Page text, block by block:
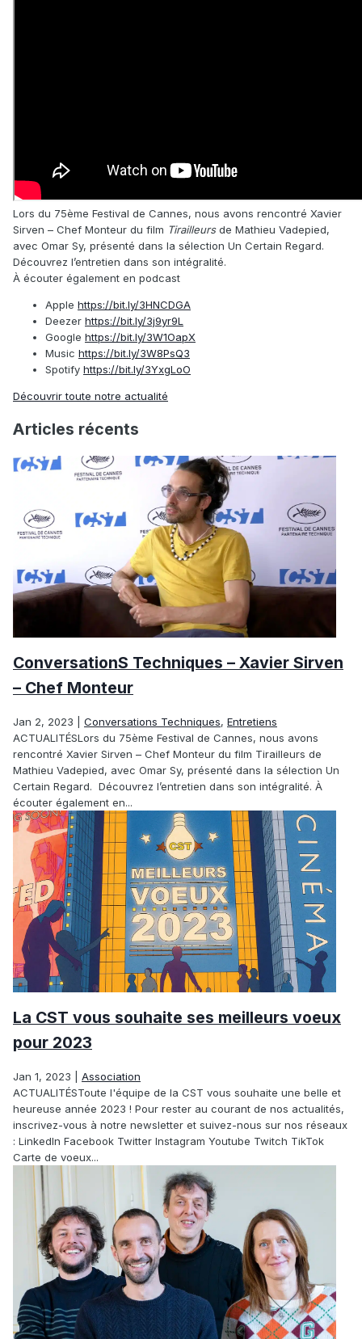
Lors du 75ème Festival de Cannes, nous avons rencontré Xavier
Sirven – Chef Monteur du film Tirailleursde Mathieu Vadepied,
avec Omar Sy, présenté dans la sélection Un Certain Regard.
Découvrez l’entretien dans son intégralité.
À écouter également en podcast
Apple https://bit.ly/3HNCDGA
Deezer https://bit.ly/3j9yr9L
Google https://bit.ly/3W1OapX
Music https://bit.ly/3W8PsQ3
Spotify https://bit.ly/3YxgLoO
Découvrir toute notre actualité
Articles récents
ConversationS Techniques – Xavier Sirven
– Chef Monteur
Jan 2, 2023 Conversations Techniques, Entretiens
ACTUALITÉSLors du 75ème Festival de Cannes, nous avons
rencontré Xavier Sirven – Chef Monteur du film Tirailleurs de
Mathieu Vadepied, avec Omar Sy, présenté dans la sélection Un
Certain Regard. Découvrez l’entretien dans son intégralité. À
écouter également en...
La CST vous souhaite ses meilleurs voeux
pour 2023
Jan 1, 2023
Association
ACTUALITÉSToute l'équipe de la CST vous souhaite une belle et
heureuse année 2023 ! Pour rester au courant de nos actualités,
inscrivez-vous à notre newsletter et suivez-nous sur nos réseaux
: LinkedIn Facebook Twitter Instagram Youtube Twitch TikTok
Carte de voeux...